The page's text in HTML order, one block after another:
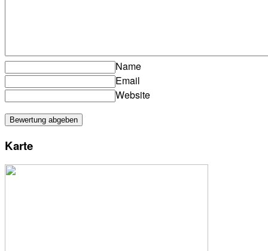
Name
Email
Website
Karte